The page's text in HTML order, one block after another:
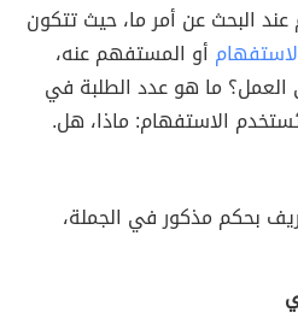
البحث عن أمر ما، حيث تتكون
أو المستفهم عنه،
ما هو عدد الطلبة في
الاستفهام: ماذا، هل.
بحكم مذكور في الجملة،